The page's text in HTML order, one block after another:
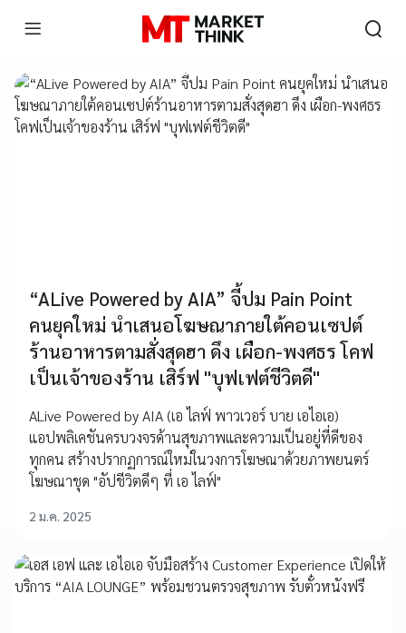
“ALive Powered by AIA” จี้ปม Pain Point
คนยุคใหม่ นำเสนอโฆษณาภายใต้คอนเซปต์
ร้านอาหารตามสั่งสุดฮา ดึง เผือก-พงศธร โคฟ
เป็นเจ้าของร้าน เสิร์ฟ "บุฟเฟต์ชีวิตดี"
ALive Powered by AIA (เอ ไลฟ์ พาวเวอร์ บาย เอไอเอ)
แอปพลิเคชันครบวงจรด้านสุขภาพและความเป็นอยู่ที่ดีของ
ทุกคน สร้างปรากฏการณ์ใหม่ในวงการโฆษณาด้วยภาพยนตร์
โฆษณาชุด "อัปชีวิตดีๆ ที่ เอ ไลฟ์"
2 ม.ค. 2025